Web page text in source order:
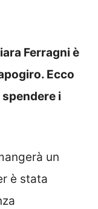
Ferragni è
Ecco
i
un
è stata